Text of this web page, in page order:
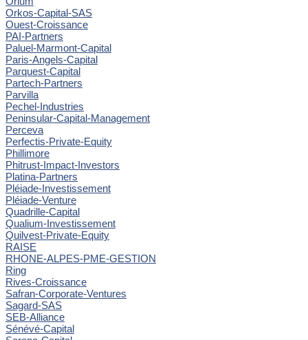
Orkos-Capital-SAS
Ouest-Croissance
PAI-Partners
Paluel-Marmont-Capital
Paris-Angels-Capital
Parquest-Capital
Partech-Partners
Parvilla
Pechel-Industries
Peninsular-Capital-Management
Perceva
Perfectis-Private-Equity
Phillimore
Phitrust-Impact-Investors
Platina-Partners
Pléiade-Investissement
Pléiade-Venture
Quadrille-Capital
Qualium-Investissement
Quilvest-Private-Equity
RAISE
RHONE-ALPES-PME-GESTION
Ring
Rives-Croissance
Safran-Corporate-Ventures
Sagard-SAS
SEB-Alliance
Sénévé-Capital